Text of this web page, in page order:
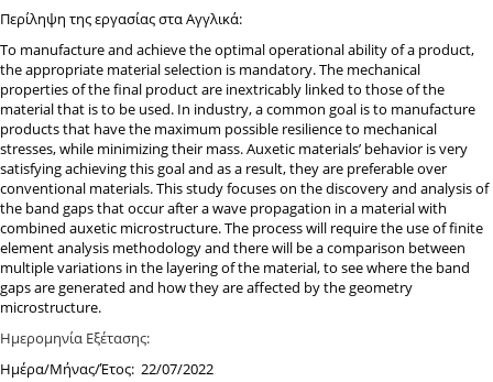
Περίληψη της εργασίας στα Αγγλικά:
To manufacture and achieve the optimal operational ability of a product,
the appropriate material selection is mandatory. The mechanical
properties of the final product are inextricably linked to those of the
material that is to be used. In industry, a common goal is to manufacture
products that have the maximum possible resilience to mechanical
stresses, while minimizing their mass. Auxetic materials’ behavior is very
satisfying achieving this goal and as a result, they are preferable over
conventional materials. This study focuses on the discovery and analysis of
the band gaps that occur after a wave propagation in a material with
combined auxetic microstructure. The process will require the use of finite
element analysis methodology and there will be a comparison between
multiple variations in the layering of the material, to see where the band
gaps are generated and how they are affected by the geometry
microstructure.
​​​​​​​Ημερομηνία Εξέτασης:
Ημέρα/Μήνας/Έτος: 22/07/2022